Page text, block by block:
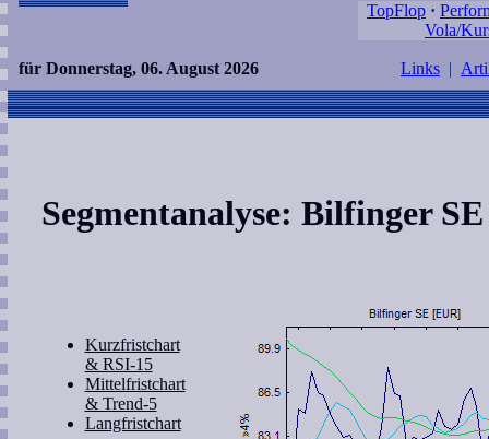
TopFlop ·
Vola/
für Donnerstag, 06. August 2026 Links |
Segmentanalyse: Bilfinger
Kurzfristchart
& RSI-15
Mittelfristchart
& Trend-5
Langfristchart